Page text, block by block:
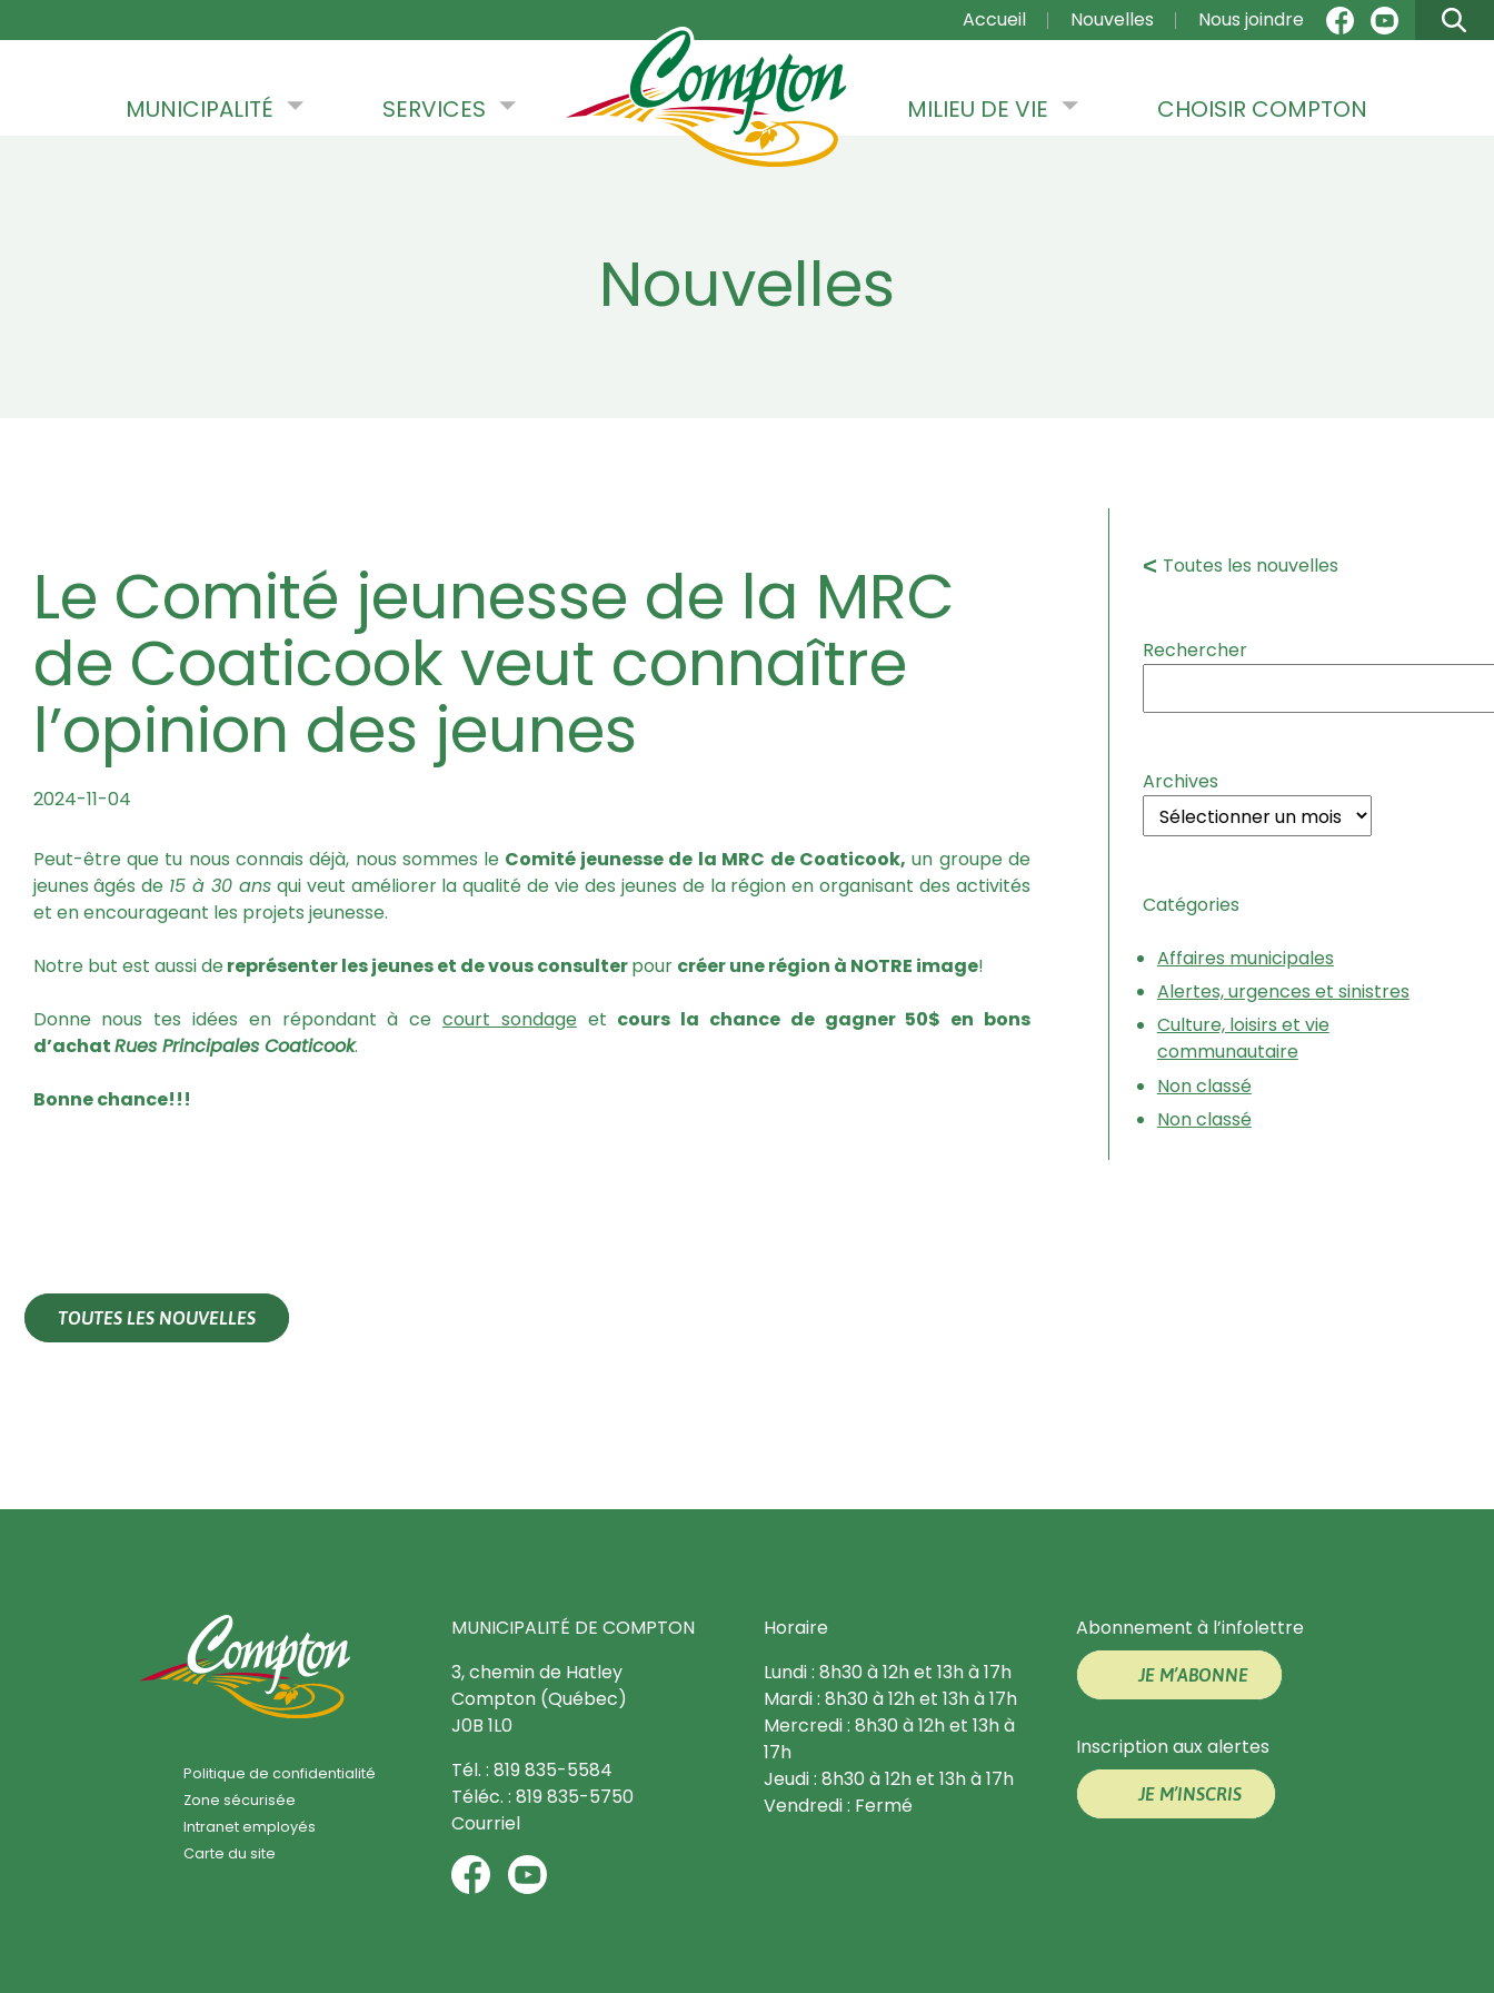
MAIN NAVIGATION
Accueil Nouvelles Nous joindre
MUNICIPALITÉ SERVICES MILIEU DE VIE CHOISIR COMPTON
Nouvelles
Le Comité jeunesse de la MRC
de Coaticook veut connaître
l’opinion des jeunes
2024-11-04
Peut-être que tu nous connais déjà, nous sommes le Comité jeunesse de la MRC de Coaticook, un groupe de
jeunes âgés de 15 à 30 ansqui veut améliorer la qualité de vie des jeunes de la région en organisant des activités
et en encourageant les projets jeunesse.
Notre but est aussi dereprésenter les jeunes et de vous consulterpour créer une région à NOTRE image!
Donne nous tes idées en répondant à ce court sondageet cours la chance de gagner 50$ en bons
d’achatRues Principales Coaticook.
Bonne chance!!!
Toutes les nouvelles
Rechercher
Archives
Catégories
Affaires municipales
Alertes, urgences et sinistres
Culture, loisirs et vie
communautaire
Non classé
Non classé
TOUTES LES NOUVELLES
Politique de confidentialité
Zone sécurisée
Intranet employés
Carte du site
MUNICIPALITÉ DE COMPTON
3, chemin de Hatley
Compton (Québec)
J0B 1L0
Tél. : 819 835-5584
Téléc. : 819 835-5750
Courriel
Horaire
Lundi : 8h30 à 12h et 13h à 17h
Mardi : 8h30 à 12h et 13h à 17h
Mercredi : 8h30 à 12h et 13h à
17h
Jeudi : 8h30 à 12h et 13h à 17h
Vendredi : Fermé
Abonnement à l’infolettre
JE M’ABONNE
Inscription aux alertes
JE M’INSCRIS